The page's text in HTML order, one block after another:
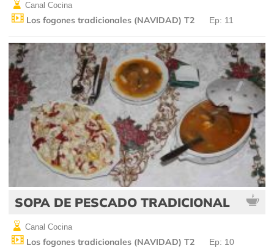
Canal Cocina
Los fogones tradicionales (NAVIDAD) T2 Ep: 11
SOPA DE PESCADO TRADICIONAL
Canal Cocina
Los fogones tradicionales (NAVIDAD) T2 Ep: 10